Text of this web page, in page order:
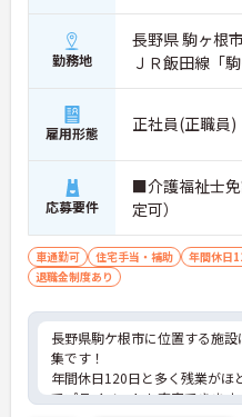
勤務地
長野県 駒ヶ根
ＪＲ飯田線「
雇用形態 正社員(正職員)
応募要件
■介護福祉士
定可）
車通勤可 住宅手当・補助 年間休日
退職金制度あり
長野県駒ケ根市に位置する施
集です！
年間休日120日と多く残業がほ
でプライベートも充実できます